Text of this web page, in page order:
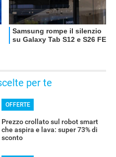
per te
OFFERTE
Prezzo crollato sul robot smart
che aspira e lava: super 73% di
sconto